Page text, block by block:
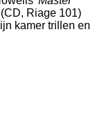
(CD, Riage 101)
kamer trillen en